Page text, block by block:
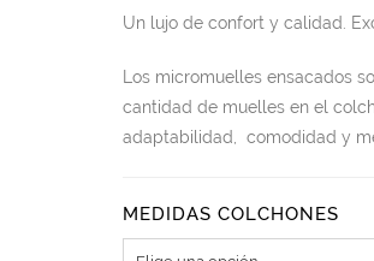
Un lujo de confort y calidad.
Los micromuelles ensacados
cantidad de muelles en el
adaptabilidad, comodidad y
MEDIDAS COLCHONES